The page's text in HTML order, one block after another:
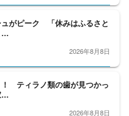
ュがピーク 「休みはふるさと
…
2026年8月8日
！ ティラノ類の歯が見つかっ
…
2026年8月8日